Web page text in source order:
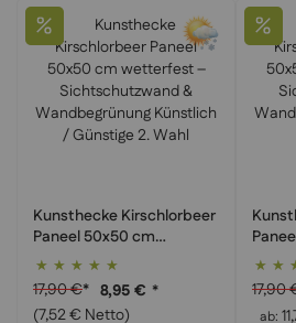
Kunsthecke Kirschlorbeer
Paneel 50x50 cm
wetterfest –
Sichtschutzwand &
Wandbegrünung
Bewertung:
100%
17,90 €* 8,95 € *
(7,52 € Netto)
100%
17,90
ab